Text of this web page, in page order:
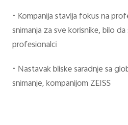
• Kompanija stavlja fokus na
snimanja za sve korisnike, bilo
profesionalci
• Nastavak bliske saradnje sa
snimanje, kompanijom ZEISS